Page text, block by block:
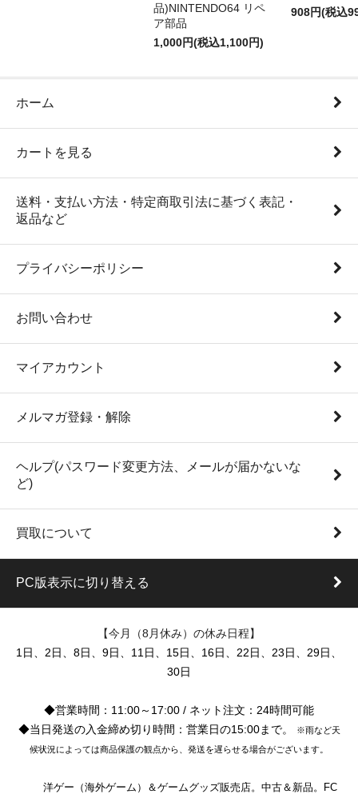
品)NINTENDO64 リペ
ア部品
1,000円(税込1,100円)
908円(税込
ホーム
カートを見る
送料・支払い方法・特定商取引法に基づく表記・
返品など
プライバシーポリシー
お問い合わせ
マイアカウント
メルマガ登録・解除
ヘルプ(パスワード変更方法、メールが届かないな
ど)
買取について
PC版表示に切り替える
【今月（8月休み）の休み日程】
1日、2日、8日、9日、11日、15日、16日、22日、23日、29日、
30日
◆営業時間：11:00～17:00 / ネット注文：24時間可能
◆当日発送の入金締め切り時間：営業日の15:00まで。
※雨など天
候状況によっては商品保護の観点から、発送を遅らせる場合がございます。
洋ゲー（海外ゲーム）＆ゲームグッズ販売店。中古＆新品。FC